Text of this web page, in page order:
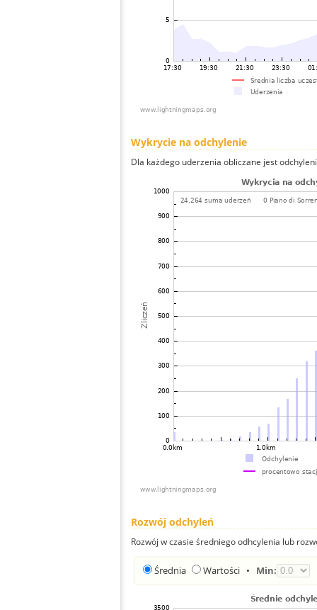
Wykrycie na odchylenie
Dla każdego uderzenia obliczane jest
Rozwój odchyleń
Rozwój w czasie średniego odhcylenia lub
Średnia Wartości • Min: